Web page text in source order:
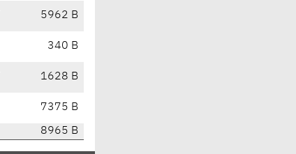
5962 B
340 B
1628 B
7375 B
8965 B